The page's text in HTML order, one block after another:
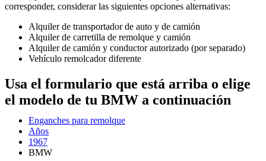
corresponder, considerar las siguientes opciones alternativas:
Alquiler de transportador de auto y de camión
Alquiler de carretilla de remolque y camión
Alquiler de camión y conductor autorizado (por separado)
Vehículo remolcador diferente
Usa el formulario que está arriba o elige
el modelo de tu BMW a continuación
Enganches para remolque
Años
1967
BMW